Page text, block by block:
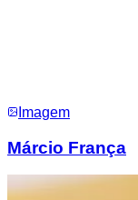
Imagem
Márcio França